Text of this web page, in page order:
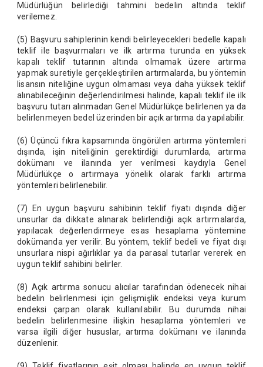
Müdürlüğün belirlediği tahmini bedelin altında teklif
verilemez.
(5) Başvuru sahiplerinin kendi belirleyecekleri bedelle kapalı
teklif ile başvurmaları ve ilk artırma turunda en yüksek
kapalı teklif tutarının altında olmamak üzere artırma
yapmak suretiyle gerçekleştirilen artırmalarda, bu yöntemin
lisansın niteliğine uygun olmaması veya daha yüksek teklif
alınabileceğinin değerlendirilmesi halinde, kapalı teklif ile ilk
başvuru tutarı alınmadan Genel Müdürlükçe belirlenen ya da
belirlenmeyen bedel üzerinden bir açık artırma da yapılabilir.
(6) Üçüncü fıkra kapsamında öngörülen artırma yöntemleri
dışında, işin niteliğinin gerektirdiği durumlarda, artırma
dokümanı ve ilanında yer verilmesi kaydıyla Genel
Müdürlükçe o artırmaya yönelik olarak farklı artırma
yöntemleri belirlenebilir.
(7) En uygun başvuru sahibinin teklif fiyatı dışında diğer
unsurlar da dikkate alınarak belirlendiği açık artırmalarda,
yapılacak değerlendirmeye esas hesaplama yöntemine
dokümanda yer verilir. Bu yöntem, teklif bedeli ve fiyat dışı
unsurlara nispi ağırlıklar ya da parasal tutarlar vererek en
uygun teklif sahibini belirler.
(8) Açık artırma sonucu alıcılar tarafından ödenecek nihai
bedelin belirlenmesi için gelişmişlik endeksi veya kurum
endeksi çarpan olarak kullanılabilir. Bu durumda nihai
bedelin belirlenmesine ilişkin hesaplama yöntemleri ve
varsa ilgili diğer hususlar, artırma dokümanı ve ilanında
düzenlenir.